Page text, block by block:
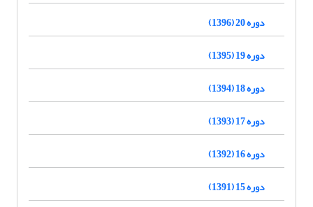
دوره 20 (1396)
دوره 19 (1395)
دوره 18 (1394)
دوره 17 (1393)
دوره 16 (1392)
دوره 15 (1391)